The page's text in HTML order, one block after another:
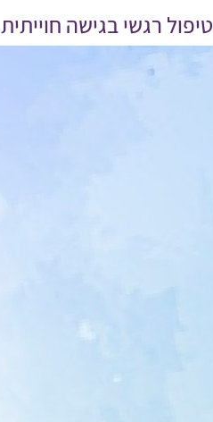
טיפול רגשי בגישה חוייתית